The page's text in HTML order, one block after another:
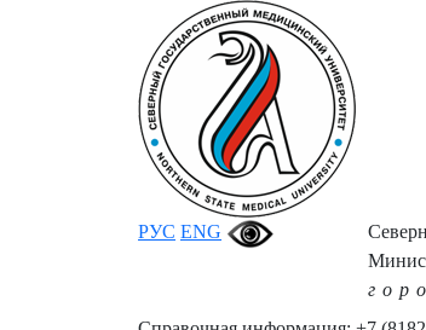
РУС ENG